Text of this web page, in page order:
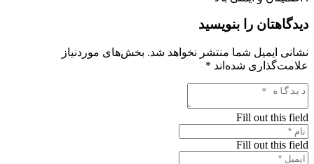
دیدگاهتان را بنویسید
نشانی ایمیل شما منتشر نخواهد شد. بخش‌های موردنیاز
علامت‌گذاری شده‌اند *
Fill out this field
Fill out this field